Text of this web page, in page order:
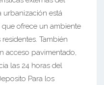
urbanización está
ofrece un ambiente
También
acceso pavimentado,
las 24 horas del
Para los